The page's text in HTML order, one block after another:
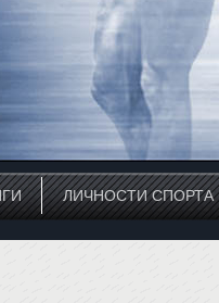
ЛИЧНОСТИ СПОРТА